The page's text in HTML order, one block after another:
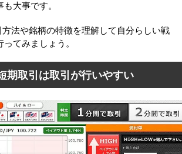
大事です。
方法や銘柄の特徴を理解して自分らしい戦
てみましょう。
期取引は取引が行いやすい